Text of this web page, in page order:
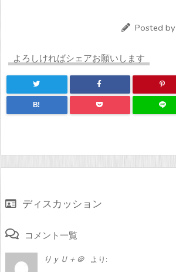
Posted by
よろしければシェアお願いします
B!
ディスカッション
コメント一覧
りｙＵ＋＠
より: